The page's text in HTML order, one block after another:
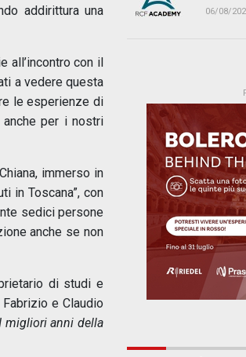
addirittura una
all’incontro con il
a vedere questa
le esperienze di
per i nostri
immerso in
in Toscana”, con
sedici persone
anche se non
di studi e
e Claudio
migliori anni della
06/08/